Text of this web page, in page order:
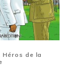
Héros de la